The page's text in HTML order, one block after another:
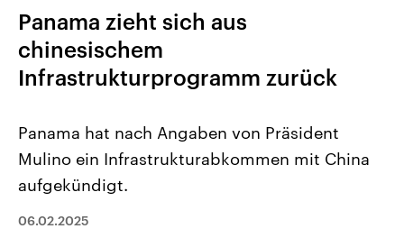
2026
Alle Informationen
Sachsen-Anhalt wählt am 6.
Landtag. Seit 2021 wird das
Aktuelle Beiträge,
Panama zieht sich aus
chinesischem
Infrastrukturprogramm zurück
Panama hat nach Angaben von Präsident
Mulino ein Infrastrukturabkommen mit China
aufgekündigt.
06.02.2025